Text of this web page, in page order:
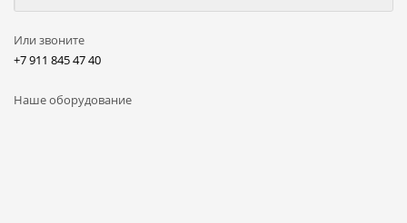
Или звоните
+7 911 845 47 40
Наше оборудование